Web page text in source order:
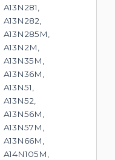
A13N281,
A13N282,
A13N285M,
A13N2M,
A13N35M,
A13N36M,
A13N51,
A13N52,
A13N56M,
A13N57M,
A13N66M,
A14N105M,